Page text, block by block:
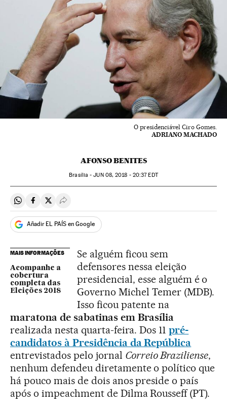
O presidenciável Ciro Gomes.
ADRIANO MACHADO
AFONSO BENITES
Brasília -JUN08, 2018 - 20:37EDT
Compartir en Whatsapp
Compartir en Facebook
Compartir en Twitter
Desplegar Redes Sociales
Añadir EL PAÍS en Google
MAIS INFORMAÇÕES
Acompanhe a
cobertura
completa das
Eleições 2018
Se alguém ficou sem
defensores nessa eleição
presidencial, esse alguém é o
Governo Michel Temer (MDB).
Isso ficou patente na
maratona de sabatinas em Brasília
realizada nesta quarta-feira. Dos 11pré-
candidatos à Presidência da República
entrevistados pelo jornal Correio Braziliense,
nenhum defendeu diretamente o político que
há pouco mais de dois anos preside o país
após o impeachment de Dilma Rousseff (PT).